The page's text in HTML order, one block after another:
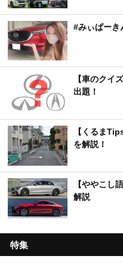
#みぃぱーき
【車のクイ
出題！
【くるま
を解説！
【ややこし
解説
特集